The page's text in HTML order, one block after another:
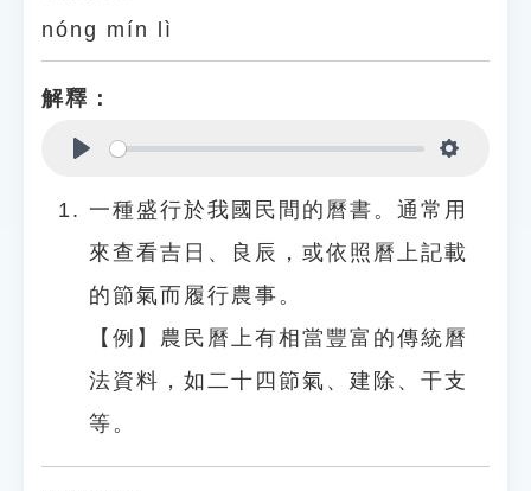
貓頭鷹博士
nóng mín lì
解釋：
一種盛行於我國民間的曆書。通常用
來查看吉日、良辰，或依照曆上記載
的節氣而履行農事。
【例】農民曆上有相當豐富的傳統曆
法資料，如二十四節氣、建除、干支
等。